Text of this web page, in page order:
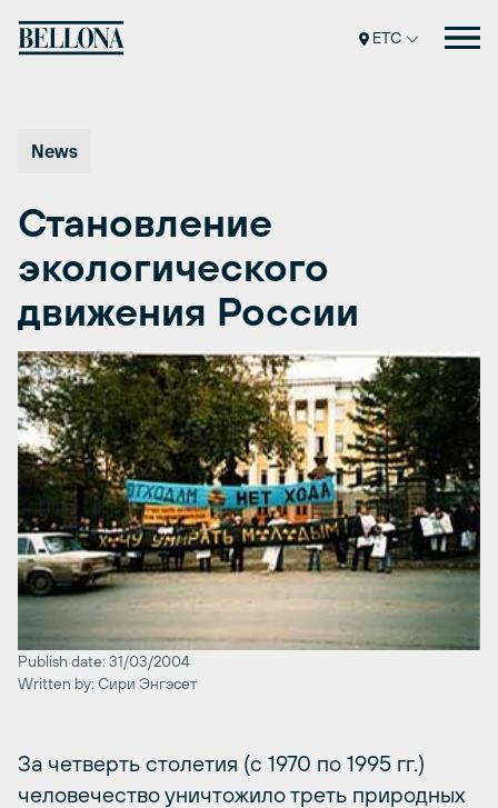
ETC
News
Становление
экологического
движения России
Publish date: 31/03/2004
Written by: Сири Энгэсет
За четверть столетия (с 1970 по 1995 гг.)
человечество уничтожило треть природных